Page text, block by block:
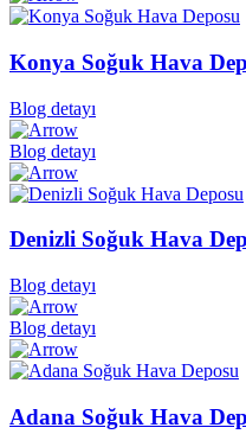
Konya Soğuk Hava
Blog detayı
Blog detayı
Denizli Soğuk Hava
Blog detayı
Blog detayı
Adana Soğuk Hava